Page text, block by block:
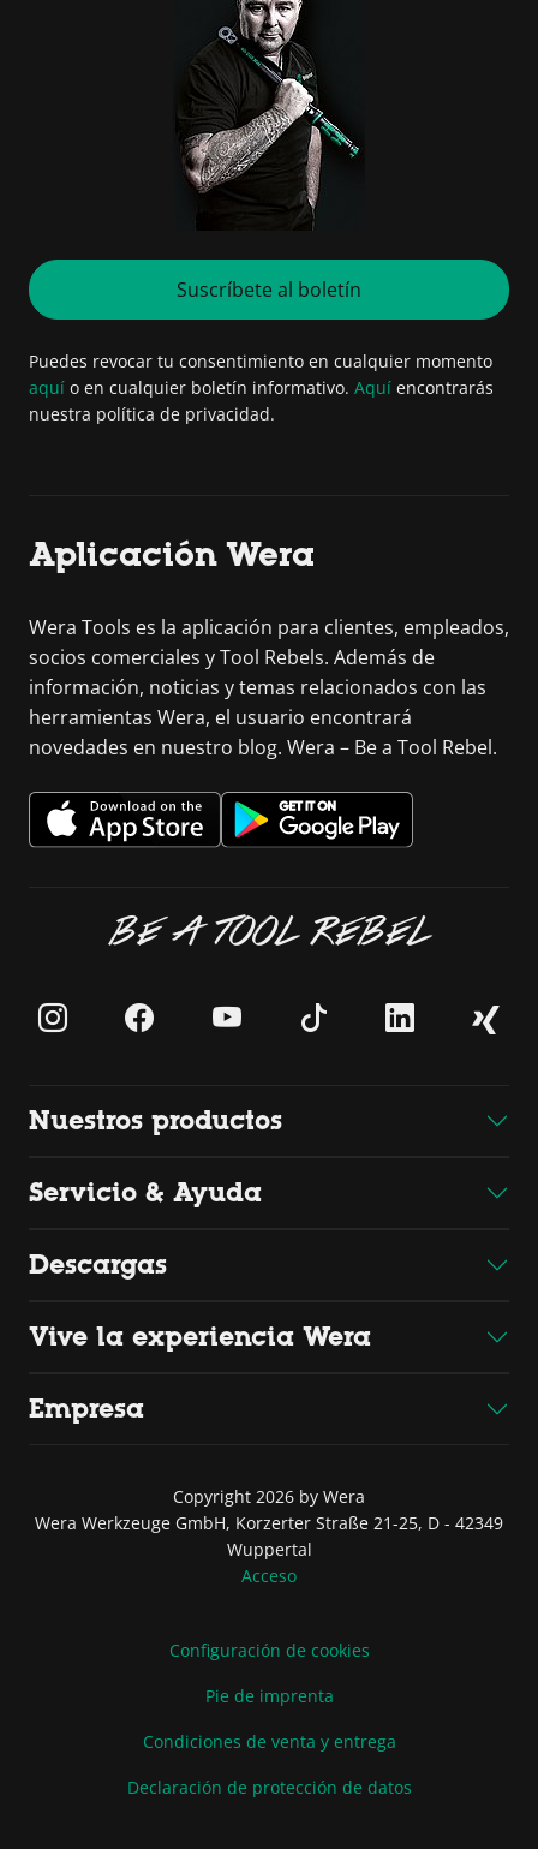
Suscríbete al boletín
Puedes revocar tu consentimiento en cualquier momento
aquí o en cualquier boletín informativo. Aquí encontrarás
nuestra política de privacidad.
Aplicación Wera
Wera Tools es la aplicación para clientes, empleados,
socios comerciales y Tool Rebels. Además de
información, noticias y temas relacionados con las
herramientas Wera, el usuario encontrará
novedades en nuestro blog. Wera – Be a Tool Rebel.
BE A TOOL REBEL
Nuestros productos
Servicio & Ayuda
Descargas
Vive la experiencia Wera
Empresa
Copyright 2026 by Wera
Wera Werkzeuge GmbH, Korzerter Straße 21-25, D - 42349
Wuppertal
Acceso
Configuración de cookies
Pie de imprenta
Condiciones de venta y entrega
Declaración de protección de datos